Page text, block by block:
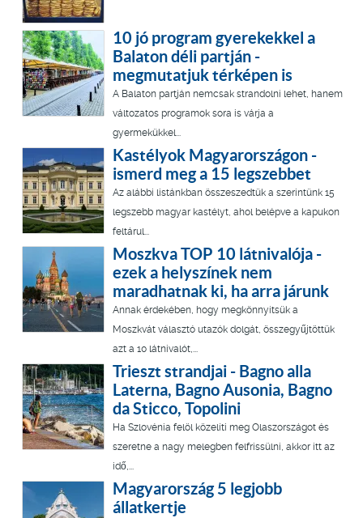
10 jó program gyerekekkel a
Balaton déli partján -
megmutatjuk térképen is
A Balaton partján nemcsak strandolni lehet, hanem
változatos programok sora is várja a
gyermekükkel...
Kastélyok Magyarországon -
ismerd meg a 15 legszebbet
Az alábbi listánkban összeszedtük a szerintünk 15
legszebb magyar kastélyt, ahol belépve a kapukon
feltárul...
Moszkva TOP 10 látnivalója -
ezek a helyszínek nem
maradhatnak ki, ha arra járunk
Annak érdekében, hogy megkönnyítsük a
Moszkvát választó utazók dolgát, összegyűjtöttük
azt a 10 látnivalót,...
Trieszt strandjai - Bagno alla
Laterna, Bagno Ausonia, Bagno
da Sticco, Topolini
Ha Szlovénia felöl közelíti meg Olaszországot és
szeretne a nagy melegben felfrissülni, akkor itt az
idő,...
Magyarország 5 legjobb
állatkertje